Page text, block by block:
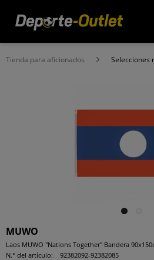
Tienda para aficionados Selecciones
MUWO
Laos MUWO "Nations Together" Bandera
N.° del artículo:
92382092-92382085